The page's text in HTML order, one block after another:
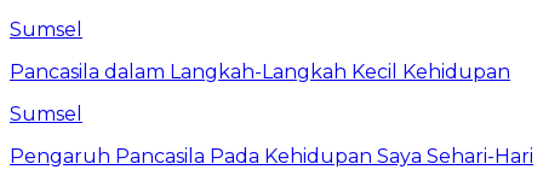
Sumsel
Pancasila dalam Langkah-Langkah Kecil Kehidupan
Sumsel
Pengaruh Pancasila Pada Kehidupan Saya Sehari-Hari